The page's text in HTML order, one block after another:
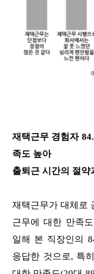
재택근무 경험자
족도 높아
출퇴근 시간의 절약
재택근무가 대체로
근무에 대한 만족
일해 본 직장인의
응답한 것으로, 특